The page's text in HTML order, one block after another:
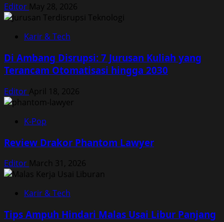
Editor May 28, 2026
Karir & Tech
Di Ambang Disrupsi: 7 Jurusan Kuliah yang
Terancam Otomatisasi hingga 2030
Editor April 18, 2026
K-Pop
Review Drakor Phantom Lawyer
Editor March 31, 2026
Karir & Tech
Tips Ampuh Hindari Malas Usai Libur Panjang